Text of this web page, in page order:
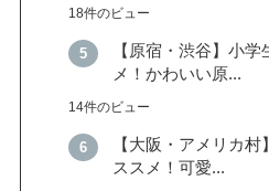
18件のビュー
【原宿・渋谷】小
メ！かわいい原...
14件のビュー
【大阪・アメリカ
ススメ！可愛...